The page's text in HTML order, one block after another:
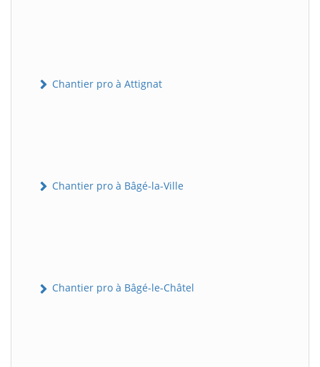
Chantier pro à Attignat
Chantier pro à Bâgé-la-Ville
Chantier pro à Bâgé-le-Châtel